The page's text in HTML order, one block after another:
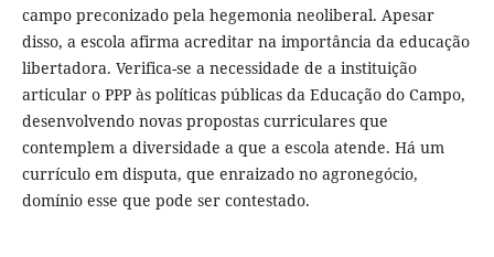
campo preconizado pela hegemonia neoliberal. Apesar
disso, a escola afirma acreditar na importância da educação
libertadora. Verifica-se a necessidade de a instituição
articular o PPP às políticas públicas da Educação do Campo,
desenvolvendo novas propostas curriculares que
contemplem a diversidade a que a escola atende. Há um
currículo em disputa, que enraizado no agronegócio,
domínio esse que pode ser contestado.